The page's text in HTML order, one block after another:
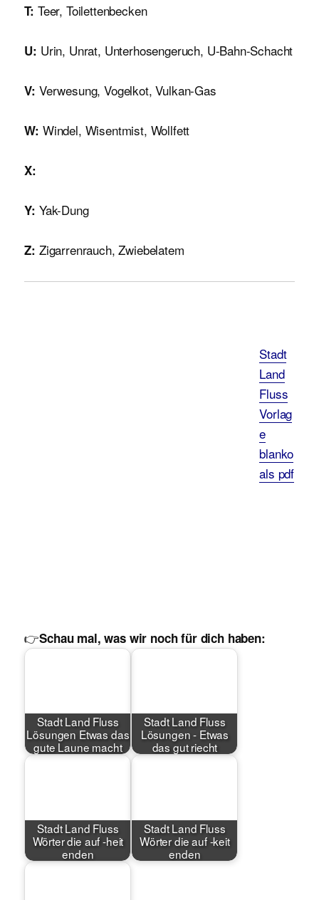
T: Teer, Toilettenbecken
U: Urin, Unrat, Unterhosengeruch, U-Bahn-Schacht
V: Verwesung, Vogelkot, Vulkan-Gas
W: Windel, Wisentmist, Wollfett
X:
Y: Yak-Dung
Z: Zigarrenrauch, Zwiebelatem
Stadt
Land
Fluss
Vorlag
e
blanko
als pdf
👉Schau mal, was wir noch für dich haben:
Stadt Land Fluss
Lösungen Etwas das
gute Laune macht
Stadt Land Fluss
Lösungen - Etwas
das gut riecht
Stadt Land Fluss
Wörter die auf -heit
enden
Stadt Land Fluss
Wörter die auf -keit
enden